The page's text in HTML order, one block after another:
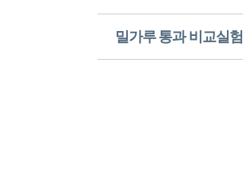
밀가루 통과 비교실험​